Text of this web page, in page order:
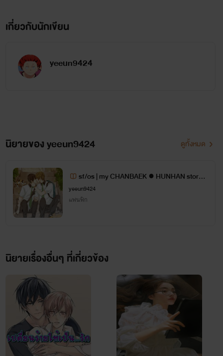
เกี่ยวกับนักเขียน
yeeun9424
นิยายของ yeeun9424 ดูทั้งหมด
sf/os | my CHANBAEK ● HUNHAN store |
exo
yeeun9424
แฟนฟิก
นิยายเรื่องอื่นๆ ที่เกี่ยวข้อง